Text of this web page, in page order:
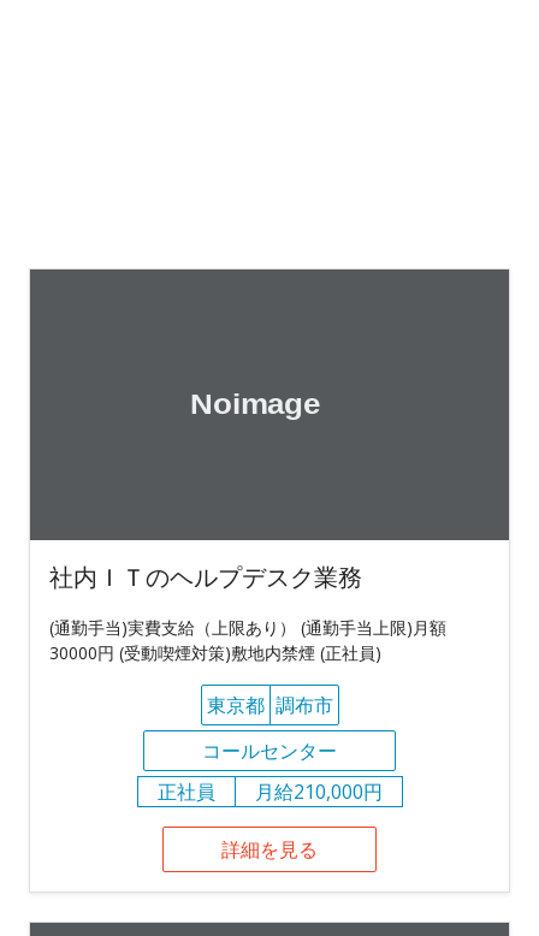
社内ＩＴのヘルプデスク業務
(通勤手当)実費支給（上限あり） (通勤手当上限)月額
30000円 (受動喫煙対策)敷地内禁煙 (正社員)
東京都 調布市
コールセンター
正社員
月給210,000円
詳細を見る